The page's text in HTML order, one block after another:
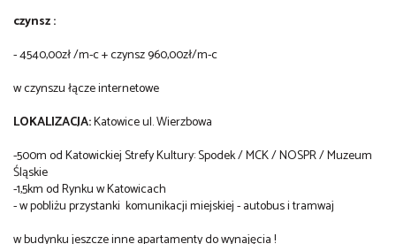
czynsz :
- 4540,00zł /m-c + czynsz 960,00zł/m-c
w czynszu łącze internetowe
LOKALIZACJA:Katowice ul. Wierzbowa
-500m od Katowickiej Strefy Kultury: Spodek / MCK / NOSPR / Muzeum
Śląskie
-1,5km od Rynku w Katowicach
- w pobliżu przystanki komunikacji miejskiej - autobus i tramwaj